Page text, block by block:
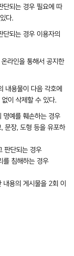
단되는 경우 필요에 따
다.
되는 경우 이용자의
라인을 통해서 공지한
내용물이 다음 각호에
이 삭제할 수 있다.
예를 훼손하는 경우
문장, 도형 등을 유포하
판단되는 경우
를 침해하는 경우
용의 게시물을 2회 이